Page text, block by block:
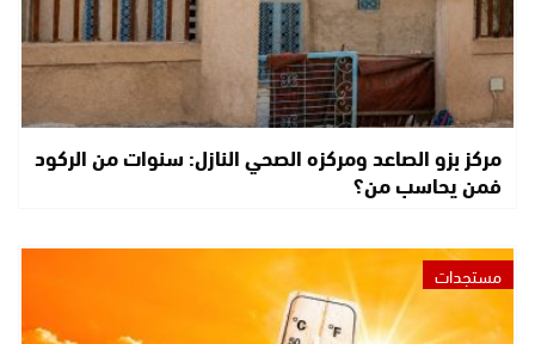
مركز بزو الصاعد ومركزه الصحي النازل: سنوات من الركود
فمن يحاسب من؟
مستجدات